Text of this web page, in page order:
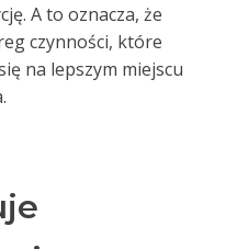
A to oznacza, że
czynności, które
na lepszym miejscu